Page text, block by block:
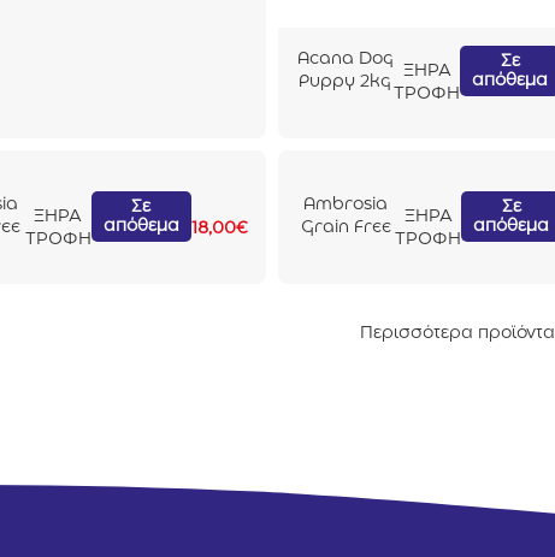
Acana Dog
Puppy 2kg
ΞΗΡΑ
ΤΡΟΦΗ
Σε
απόθεμα
ΞΗΡΑ
ΤΡΟΦΗ
Σε
απόθεμα
18,00€
Ambrosia
Grain Free
1,5kg
ΞΗΡΑ
ΤΡΟΦΗ
Σε
απόθεμα
Περισσότερα προϊόντα